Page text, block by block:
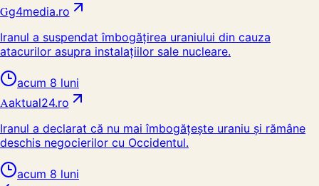
Gg4media.ro
Iranul a suspendat îmbogățirea uraniului din cauza
atacurilor asupra instalațiilor sale nucleare.
acum 8 luni
Aaktual24.ro
Iranul a declarat că nu mai îmbogățește uraniu și rămâne
deschis negocierilor cu Occidentul.
acum 8 luni